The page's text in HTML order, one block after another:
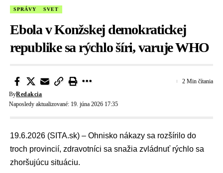
SPRÁVY SVET
Ebola v Konžskej demokratickej
republike sa rýchlo šíri, varuje WHO
Naposledy aktualizované: 19. júna 2026 17:35
ByRedakcia
2 Min čítania
19.6.2026 (SITA.sk) – Ohnisko nákazy sa rozšírilo do
troch provincií, zdravotníci sa snažia zvládnuť rýchlo sa
zhoršujúcu situáciu.